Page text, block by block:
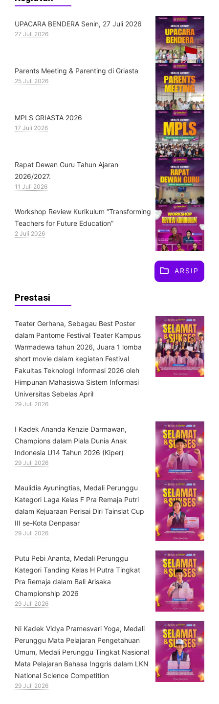
UPACARA BENDERA Senin, 27 Juli 2026
27 Juli 2026
Parents Meeting & Parenting di Griasta
25 Juli 2026
MPLS GRIASTA 2026
17 Juli 2026
Rapat Dewan Guru Tahun Ajaran
2026/2027.
11 Juli 2026
Workshop Review Kurikulum “Transforming
Teachers for Future Education”
2 Juli 2026
ARSIP
Prestasi
Teater Gerhana, Sebagau Best Poster
dalam Pantome Festival Teater Kampus
Warmadewa tahun 2026, Juara 1 lomba
short movie dalam kegiatan Festival
Fakultas Teknologi Informasi 2026 oleh
Himpunan Mahasiswa Sistem Informasi
Universitas Sebelas April
29 Juli 2026
⁠I Kadek Ananda Kenzie Darmawan,
Champions dalam Piala Dunia Anak
Indonesia U14 Tahun 2026 (Kiper)
29 Juli 2026
⁠Maulidia Ayuningtias, Medali Perunggu
Kategori Laga Kelas F Pra Remaja Putri
dalam Kejuaraan Perisai Diri Tainsiat Cup
III se-Kota Denpasar
29 Juli 2026
Putu Pebi Ananta, Medali Perunggu
Kategori Tanding Kelas H Putra Tingkat
Pra Remaja dalam Bali Arisaka
Championship 2026
29 Juli 2026
⁠Ni Kadek Vidya Pramesvari Yoga, Medali
Perunggu Mata Pelajaran Pengetahuan
Umum, Medali Perunggu Tingkat Nasional
Mata Pelajaran Bahasa Inggris dalam LKN
National Science Competition
29 Juli 2026